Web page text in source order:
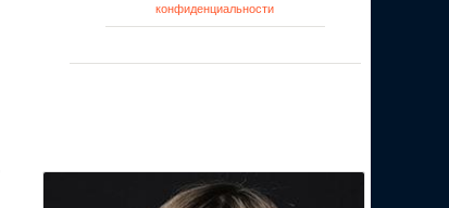
конфиденциальности